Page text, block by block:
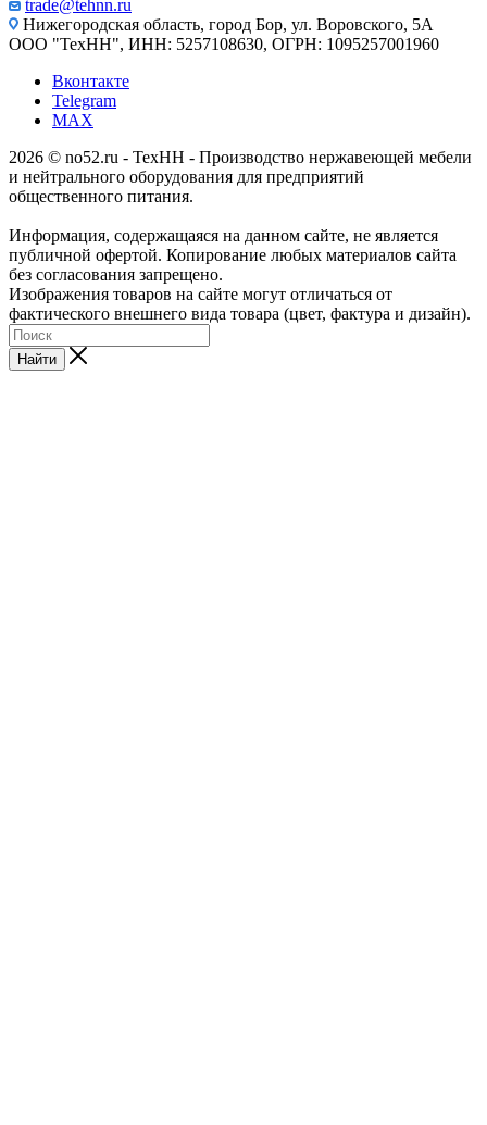
trade@tehnn.ru
Нижегородская область, город Бор, ул. Воровского, 5А
ООО "ТехНН", ИНН: 5257108630, ОГРН: 1095257001960
Вконтакте
Telegram
MAX
2026 © no52.ru - ТехНН - Производство нержавеющей мебели
и нейтрального оборудования для предприятий
общественного питания.
Информация, содержащаяся на данном сайте, не является
публичной офертой. Копирование любых материалов сайта
без согласования запрещено.
Изображения товаров на сайте могут отличаться от
фактического внешнего вида товара (цвет, фактура и дизайн).
Найти